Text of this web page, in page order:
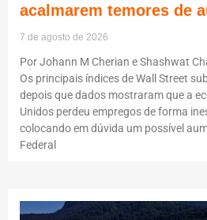
acalmarem temores de
7 de agosto de 2026
Por Johann M Cherian e Shashwat
Os principais índices de Wall Street
depois que dados mostraram que a
Unidos perdeu empregos de forma
colocando em dúvida um possível
Federal